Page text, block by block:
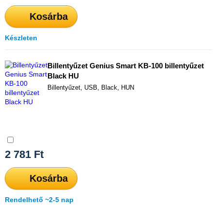
Kosárba
Készleten
Billentyűzet Genius Smart KB-100 billentyűzet
Black HU
Billentyűzet, USB, Black, HUN
2 781 Ft
Kosárba
Rendelhető ~2-5 nap